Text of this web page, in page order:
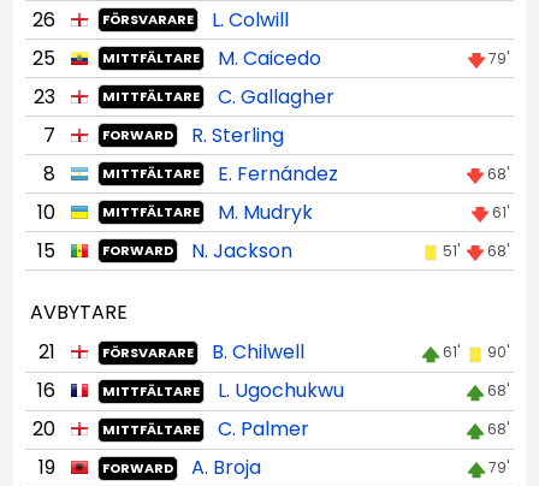
26
FÖRSVARARE
L. Colwill
25
MITTFÄLTARE M. Caicedo 79'
23 MITTFÄLTARE
C. Gallagher
7
FORWARD
R. Sterling
8
MITTFÄLTARE E. Fernández 68'
10 MITTFÄLTARE M. Mudryk 61'
15 FORWARD N. Jackson 51' 68'
AVBYTARE
21
FÖRSVARARE B. Chilwell 61' 90'
16 MITTFÄLTARE L. Ugochukwu 68'
20 MITTFÄLTARE C. Palmer 68'
19 FORWARD A. Broja 79'